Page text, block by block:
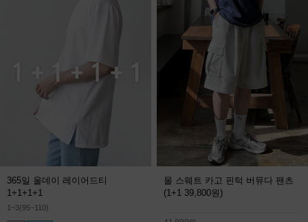
365일 올데이 레이어드티
1+1+1+1
1~3(95~110)
몰 스웨트 카고 핀턱 버뮤다 팬츠
(1+1 39,800원)